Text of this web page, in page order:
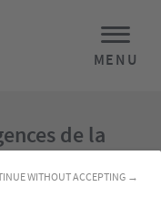
WITHOUT ACCEPTING →
MENU
de la